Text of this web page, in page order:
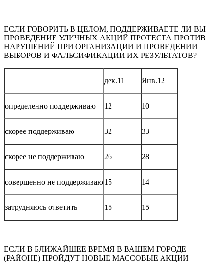
ЕСЛИ ГОВОРИТЬ В ЦЕЛОМ, ПОДДЕРЖИВАЕТЕ ЛИ ВЫ
ПРОВЕДЕНИЕ УЛИЧНЫХ АКЦИЙ ПРОТЕСТА ПРОТИВ
НАРУШЕНИЙ ПРИ ОРГАНИЗАЦИИ И ПРОВЕДЕНИИ
ВЫБОРОВ И ФАЛЬСИФИКАЦИИ ИХ РЕЗУЛЬТАТОВ?
дек.11 Янв.12
определенно поддерживаю 12 10
скорее поддерживаю 32 33
скорее не поддерживаю 26 28
совершенно не поддерживаю15 14
затрудняюсь ответить 15 15
ЕСЛИ В БЛИЖАЙШЕЕ ВРЕМЯ В ВАШЕМ ГОРОДЕ
(РАЙОНЕ) ПРОЙДУТ НОВЫЕ МАССОВЫЕ АКЦИИ